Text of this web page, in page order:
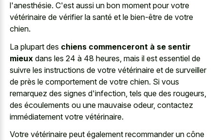
l'anesthésie. C'est aussi un bon moment pour votre
vétérinaire de vérifier la santé et le bien-être de votre
chien.
La plupart des chiens commenceront à se sentir
mieux dans les 24 à 48 heures, mais il est essentiel de
suivre les instructions de votre vétérinaire et de surveiller
de près le comportement de votre chien. Si vous
remarquez des signes d'infection, tels que des rougeurs,
des écoulements ou une mauvaise odeur, contactez
immédiatement votre vétérinaire.
Votre vétérinaire peut également recommander un cône